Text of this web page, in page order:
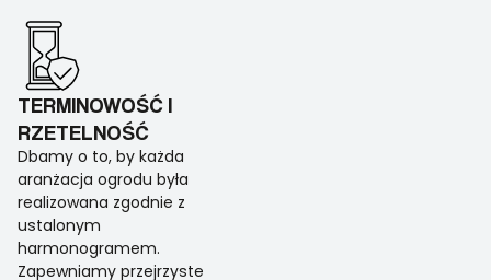
TERMINOWOŚĆ I
RZETELNOŚĆ
Dbamy o to, by każda
aranżacja ogrodu była
realizowana zgodnie z
ustalonym
harmonogramem.
Zapewniamy przejrzyste